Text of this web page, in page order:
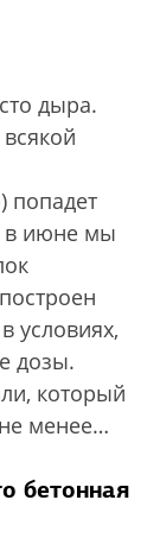
дыра.
попадет
в июне мы
условиях,
дозы.
который
менее…
бетонная